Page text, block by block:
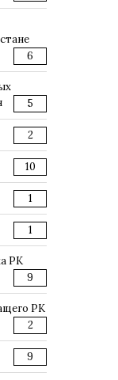
6
5
2
10
1
1
РК
9
РК
2
9